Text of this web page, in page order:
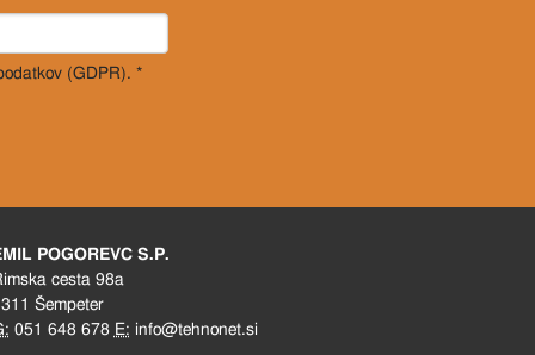
(GDPR). *
POGOREVC S.P.
cesta 98a
Šempeter
051 648 678 E: info@tehnonet.si